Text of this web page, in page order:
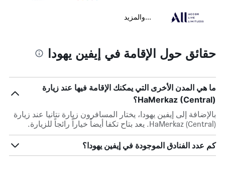
...والمزيد
حقائق حول الإقامة في إيفين يهودا
ما هي المدن الأخرى التي يمكنك الإقامة فيها عند زيارة
HaMerkaz (Central)؟
بالإضافة إلى إيفين يهودا، يختار المسافرون زيارة نتانيا عند زيارة
HaMerkaz (Central). يعد بتاح تكفا أيضاً خياراً رائجاً للزيارة.
كم عدد الفنادق الموجودة في إيفين يهودا؟